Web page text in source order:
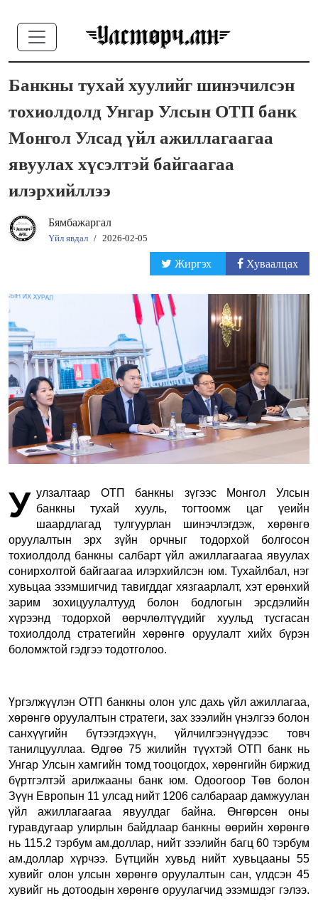
Банкны тухай хуулийг шинэчилсэн
тохиолдолд Унгар Улсын ОТП банк
Монгол Улсад үйл ажиллагаагаа
явуулах хүсэлтэй байгаагаа
илэрхийллээ
Бямбажаргал
Үйл явдал / 2026-02-05
Жиргэх Хуваалцах
У улзалтаар ОТП банкны зүгээс Монгол Улсын
банкны тухай хууль, тогтоомж цаг үеийн
шаардлагад тулгуурлан шинэчлэгдэж, хөрөнгө
оруулалтын эрх зүйн орчныг тодорхой болгосон
тохиолдолд банкны салбарт үйл ажиллагаагаа явуулах
сонирхолтой байгаагаа илэрхийлсэн юм. Тухайлбал, нэг
хувьцаа эзэмшигчид тавигддаг хязгаарлалт, хэт ерөнхий
зарим зохицуулалтууд болон бодлогын эрсдэлийн
хүрээнд тодорхой өөрчлөлтүүдийг хуульд тусгасан
тохиолдолд стратегийн хөрөнгө оруулалт хийх бүрэн
боломжтой гэдгээ тодотголоо.
Үргэлжүүлэн ОТП банкны олон улс дахь үйл ажиллагаа,
хөрөнгө оруулалтын стратеги, зах зээлийн үнэлгээ болон
санхүүгийн бүтээгдэхүүн, үйлчилгээнүүдээс товч
танилцууллаа. Өдгөө 75 жилийн түүхтэй ОТП банк нь
Унгар Улсын хамгийн томд тооцогдох, хөрөнгийн биржид
бүртгэлтэй арилжааны банк юм. Одоогоор Төв болон
Зүүн Европын 11 улсад нийт 1206 салбараар дамжуулан
үйл ажиллагаагаа явуулдаг байна. Өнгөрсөн оны
гуравдугаар улирлын байдлаар банкны өөрийн хөрөнгө
нь 115.2 тэрбум ам.доллар, нийт зээлийн багц 60 тэрбум
ам.доллар хүрчээ. Бүтцийн хувьд нийт хувьцааны 55
хувийг олон улсын хөрөнгө оруулалтын сан, үлдсэн 45
хувийг нь дотоодын хөрөнгө оруулагчид эзэмшдэг гэлээ.